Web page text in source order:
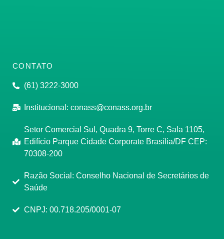
CONTATO
(61) 3222-3000
Institucional: conass@conass.org.br
Setor Comercial Sul, Quadra 9, Torre C, Sala 1105,
Edifício Parque Cidade Corporate Brasília/DF CEP:
70308-200
Razão Social: Conselho Nacional de Secretários de
Saúde
CNPJ: 00.718.205/0001-07